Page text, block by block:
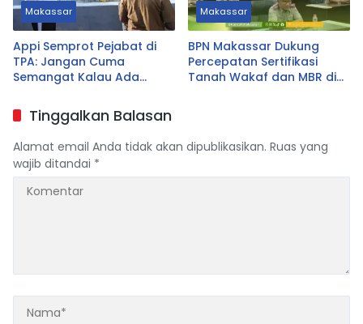
Makassar
Appi Semprot Pejabat di
TPA: Jangan Cuma
Semangat Kalau Ada
Makassar
BPN Makassar Dukung
Percepatan Sertifikasi
Tanah Wakaf dan MBR di
Tinggalkan Balasan
Alamat email Anda tidak akan dipublikasikan. Ruas yang
wajib ditandai *